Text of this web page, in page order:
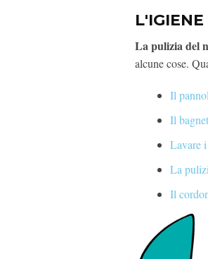
La pulizia del
alcune cose.
Il
Il
Lavare
La
Il